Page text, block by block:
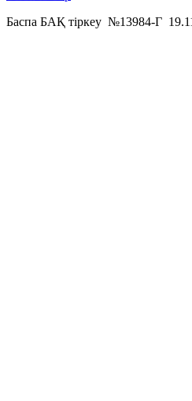
Баспа БАҚ тіркеу №13984-Г